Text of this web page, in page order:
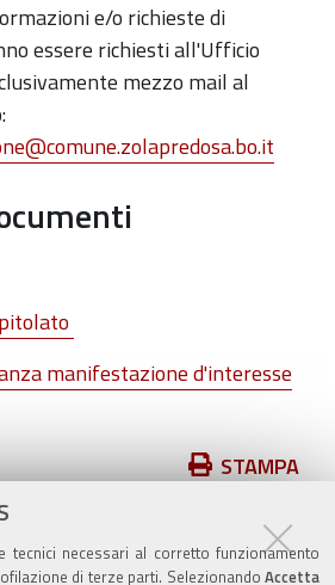
tecnici necessari al corretto funzionamento
di terze parti. Selezionando Accetta
e/o richieste di
essere richiesti all'Ufficio
mezzo mail al
manifestazione d'interesse
STAMPA
03/2022
03/2022